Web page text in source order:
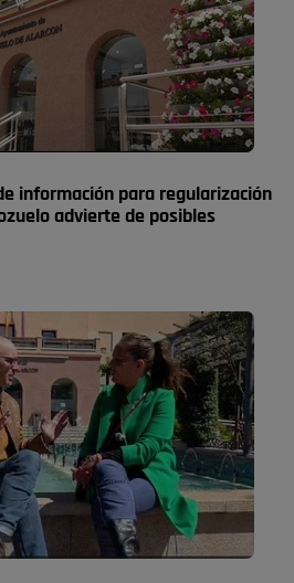
información para regularización
advierte de posibles